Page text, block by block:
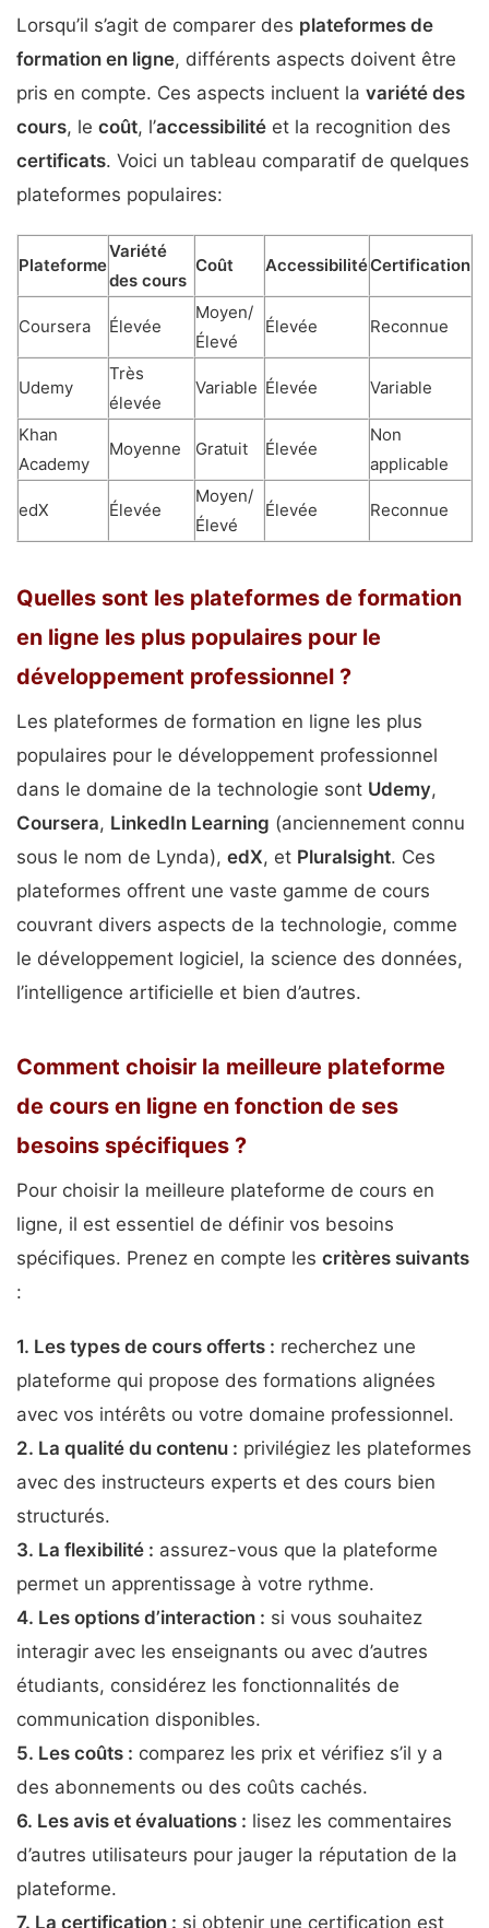
Lorsqu’il s’agit de comparer des plateformes de
formation en ligne, différents aspects doivent être
pris en compte. Ces aspects incluent la variété des
cours, le coût, l’accessibilité et la recognition des
certificats. Voici un tableau comparatif de quelques
plateformes populaires:
Plateforme
Variété
des cours
Coût AccessibilitéCertification
Coursera Élevée
Moyen/
Élevé
Élevée Reconnue
Udemy
Très
élevée
Variable Élevée Variable
Khan
Academy
Moyenne Gratuit Élevée
Non
applicable
edX Élevée
Moyen/
Élevé
Élevée Reconnue
Quelles sont les plateformes de formation
en ligne les plus populaires pour le
développement professionnel ?
Les plateformes de formation en ligne les plus
populaires pour le développement professionnel
dans le domaine de la technologie sont Udemy,
Coursera, LinkedIn Learning (anciennement connu
sous le nom de Lynda), edX, et Pluralsight. Ces
plateformes offrent une vaste gamme de cours
couvrant divers aspects de la technologie, comme
le développement logiciel, la science des données,
l’intelligence artificielle et bien d’autres.
Comment choisir la meilleure plateforme
de cours en ligne en fonction de ses
besoins spécifiques ?
Pour choisir la meilleure plateforme de cours en
ligne, il est essentiel de définir vos besoins
spécifiques. Prenez en compte les critères suivants
:
1. Les types de cours offerts : recherchez une
plateforme qui propose des formations alignées
avec vos intérêts ou votre domaine professionnel.
2. La qualité du contenu : privilégiez les plateformes
avec des instructeurs experts et des cours bien
structurés.
3. La flexibilité : assurez-vous que la plateforme
permet un apprentissage à votre rythme.
4. Les options d’interaction : si vous souhaitez
interagir avec les enseignants ou avec d’autres
étudiants, considérez les fonctionnalités de
communication disponibles.
5. Les coûts : comparez les prix et vérifiez s’il y a
des abonnements ou des coûts cachés.
6. Les avis et évaluations : lisez les commentaires
d’autres utilisateurs pour jauger la réputation de la
plateforme.
7. La certification : si obtenir une certification est